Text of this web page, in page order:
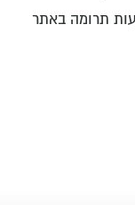
תרומה באתר